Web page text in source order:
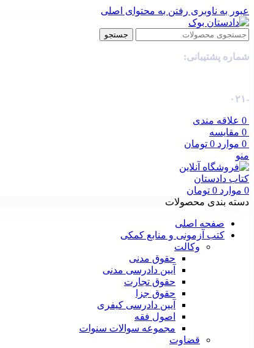
عبور به ناوبری رفتن به محتوای اصلی
جستجو
شماره پشتیبانی:
-۰۲۱
0 علاقه مندی
0 مقایسه
0 موارد 0 تومان
منو
0 موارد 0 تومان
دسته بندی محصولات
صفحه اصلی
کتب آزمونی و منابع کمکی
وکالت
حقوق مدنی
آیین دادرسی مدنی
حقوق تجارت
حقوق جزا
آیین دادرسی کیفری
اصول فقه
مجموعه سوالات سنوات
قضاوت